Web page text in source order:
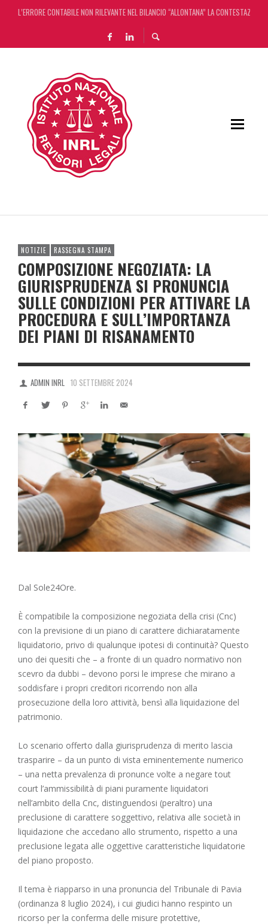
L’ERRORE CONTABILE NON RILEVANTE NEL BILANCIO “ALLONTANA” LA CONTESTAZIONE
DECRETO OMNIBUS: CON IL CONCORDATO UNO ‘SCUDO’ FISCALE DI 4 ANNI
CHIUSURA ESTIVA DELLA RASSEGNA STAMPA INRL: DAL 10 AL 24 AGOSTO
NOTIZIE RASSEGNA STAMPA
COMPOSIZIONE NEGOZIATA: LA
GIURISPRUDENZA SI PRONUNCIA
SULLE CONDIZIONI PER ATTIVARE LA
PROCEDURA E SULL’IMPORTANZA
DEI PIANI DI RISANAMENTO
ADMIN INRL 10 SETTEMBRE 2024
Dal Sole24Ore.
È compatibile la composizione negoziata della crisi (Cnc)
con la previsione di un piano di carattere dichiaratamente
liquidatorio, privo di qualunque ipotesi di continuità? Questo
uno dei quesiti che – a fronte di un quadro normativo non
scevro da dubbi – devono porsi le imprese che mirano a
soddisfare i propri creditori ricorrendo non alla
prosecuzione della loro attività, bensì alla liquidazione del
patrimonio.
Lo scenario offerto dalla giurisprudenza di merito lascia
trasparire – da un punto di vista eminentemente numerico
– una netta prevalenza di pronunce volte a negare tout
court l’ammissibilità di piani puramente liquidatori
nell’ambito della Cnc, distinguendosi (peraltro) una
preclusione di carattere soggettivo, relativa alle società in
liquidazione che accedano allo strumento, rispetto a una
preclusione legata alle oggettive caratteristiche liquidatorie
del piano proposto.
Il tema è riapparso in una pronuncia del Tribunale di Pavia
(ordinanza 8 luglio 2024), i cui giudici hanno respinto un
ricorso per la conferma delle misure protettive,